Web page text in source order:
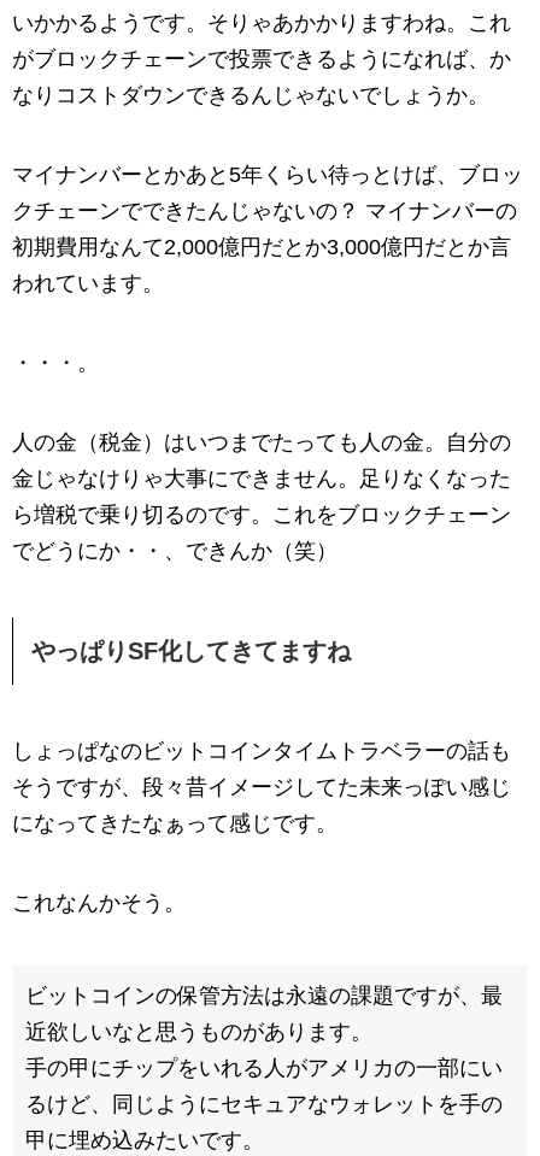
いかかるようです。そりゃあかかりますわね。これ
がブロックチェーンで投票できるようになれば、か
なりコストダウンできるんじゃないでしょうか。
マイナンバーとかあと5年くらい待っとけば、ブロッ
クチェーンでできたんじゃないの？ マイナンバーの
初期費用なんて2,000億円だとか3,000億円だとか言
われています。
・・・。
人の金（税金）はいつまでたっても人の金。自分の
金じゃなけりゃ大事にできません。足りなくなった
ら増税で乗り切るのです。これをブロックチェーン
でどうにか・・、できんか（笑）
やっぱりSF化してきてますね
しょっぱなのビットコインタイムトラベラーの話も
そうですが、段々昔イメージしてた未来っぽい感じ
になってきたなぁって感じです。
これなんかそう。
ビットコインの保管方法は永遠の課題ですが、最
近欲しいなと思うものがあります。
手の甲にチップをいれる人がアメリカの一部にい
るけど、同じようにセキュアなウォレットを手の
甲に埋め込みたいです。